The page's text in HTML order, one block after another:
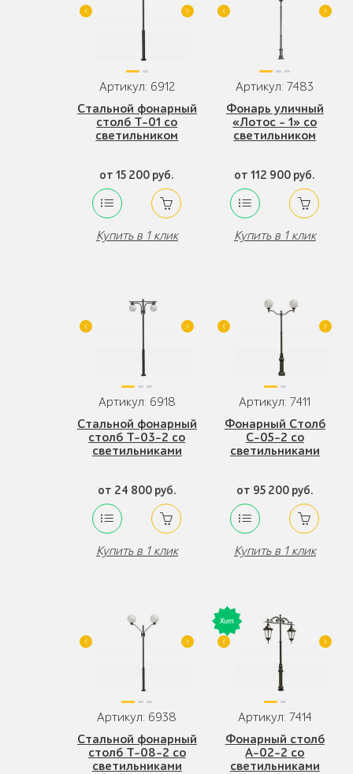
Артикул: 6912
Стальной фонарный
столб Т-01 со
светильником
от 15 200 руб.
Купить в 1 клик
Артикул: 7483
Фонарь уличный
«Лотос - 1» со
светильником
от 112 900 руб.
Купить в 1 клик
Артикул: 6918
Стальной фонарный
столб Т-03-2 со
светильниками
от 24 800 руб.
Купить в 1 клик
Артикул: 7411
Фонарный Столб
С-05-2 со
светильниками
от 95 200 руб.
Купить в 1 клик
Артикул: 6938
Стальной фонарный
столб Т-08-2 со
светильниками
Артикул: 7414
Фонарный столб
А-02-2 со
светильниками